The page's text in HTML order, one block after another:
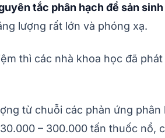
tắc phân hạch để sản
lượng rất lớn và phóng xạ.
thì các nhà khoa học đã phát
từ chuỗi các phản ứng
– 300.000 tấn thuốc nổ,